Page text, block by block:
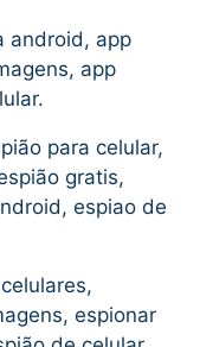
android, app
app
para celular,
gratis,
espiao de
espionar